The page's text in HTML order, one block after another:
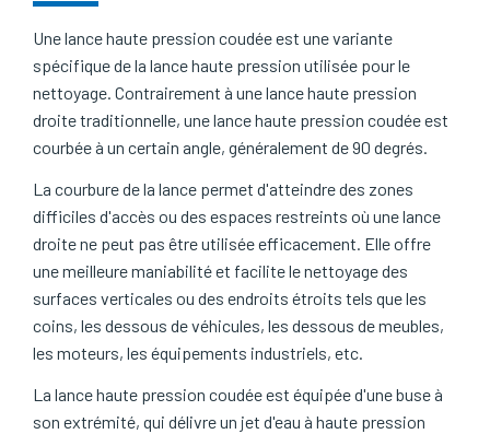
Une lance haute pression coudée est une variante
spécifique de la lance haute pression utilisée pour le
nettoyage. Contrairement à une lance haute pression
droite traditionnelle, une lance haute pression coudée est
courbée à un certain angle, généralement de 90 degrés.
La courbure de la lance permet d'atteindre des zones
difficiles d'accès ou des espaces restreints où une lance
droite ne peut pas être utilisée efficacement. Elle offre
une meilleure maniabilité et facilite le nettoyage des
surfaces verticales ou des endroits étroits tels que les
coins, les dessous de véhicules, les dessous de meubles,
les moteurs, les équipements industriels, etc.
La lance haute pression coudée est équipée d'une buse à
son extrémité, qui délivre un jet d'eau à haute pression